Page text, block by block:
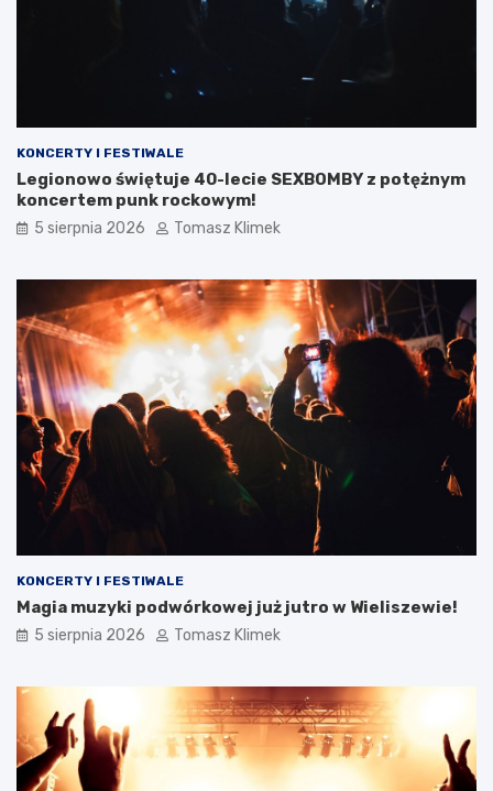
KONCERTY I FESTIWALE
Legionowo świętuje 40-lecie SEXBOMBY z potężnym
koncertem punk rockowym!
5 sierpnia 2026 Tomasz Klimek
KONCERTY I FESTIWALE
Magia muzyki podwórkowej już jutro w Wieliszewie!
5 sierpnia 2026 Tomasz Klimek